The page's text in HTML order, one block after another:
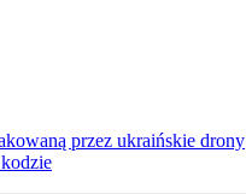
przez ukraińskie drony